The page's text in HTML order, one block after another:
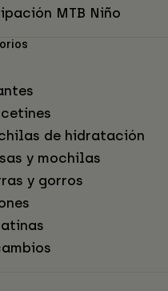
MTB Niño
de hidratación
y mochilas
y gorros